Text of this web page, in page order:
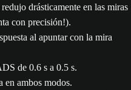
drásticamente en las miras
con precisión!).
al apuntar con la mira
de 0.6 s a 0.5 s.
en ambos modos.